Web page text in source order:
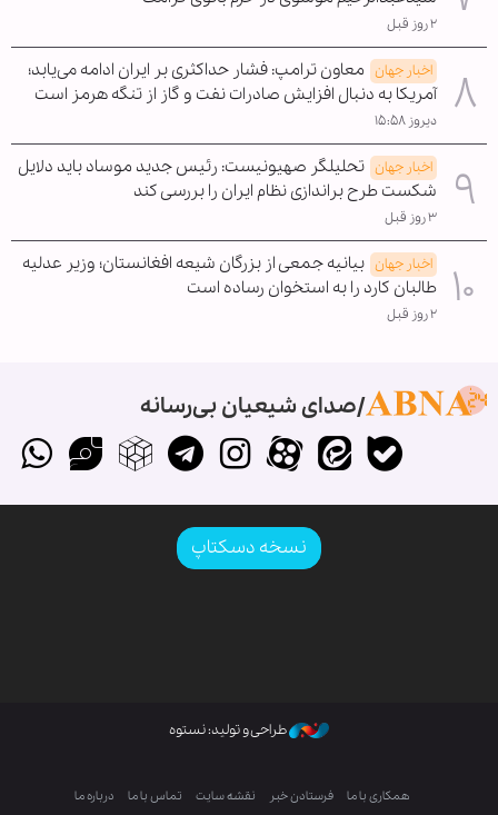
۲ روز قبل
اخبار جهان معاون ترامپ: فشار حداکثری بر ایران ادامه می‌یابد؛
آمریکا به دنبال افزایش صادرات نفت و گاز از تنگه هرمز است
دیروز ۱۵:۵۸
اخبار جهان تحلیلگر صهیونیست: رئیس جدید موساد باید دلایل
شکست طرح براندازی نظام ایران را بررسی کند
۳ روز قبل
اخبار جهان بیانیه جمعی از بزرگان شیعه افغانستان؛ وزیر عدلیه
طالبان کارد را به استخوان رساده است
۲ روز قبل
صدای شیعیان بی‌رسانه
نسخه دسکتاپ
طراحی و تولید: نستوه
همکاری با ما فرستادن خبر نقشه سایت تماس با ما درباره ما